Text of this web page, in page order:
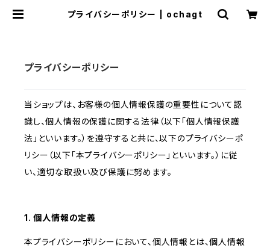
プライバシーポリシー | ochagt
プライバシーポリシー
当ショップは、お客様の個人情報保護の重要性について認
識し、個人情報の保護に関する法律（以下「個人情報保護
法」といいます。）を遵守すると共に、以下のプライバシーポ
リシー（以下「本プライバシーポリシー」といいます。）に従
い、適切な取扱い及び保護に努めます。
1. 個人情報の定義
本プライバシーポリシーにおいて、個人情報とは、個人情報